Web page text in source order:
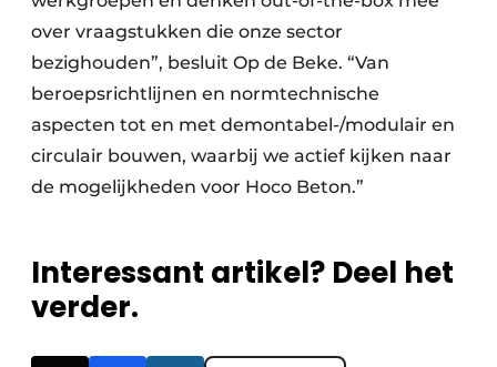
over vraagstukken die onze sector
bezighouden”, besluit Op de Beke. “Van
beroepsrichtlijnen en normtechnische
aspecten tot en met demontabel-/modulair en
circulair bouwen, waarbij we actief kijken naar
de mogelijkheden voor Hoco Beton.”
Interessant artikel? Deel het
verder.